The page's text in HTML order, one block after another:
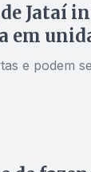
Jataí
e podem